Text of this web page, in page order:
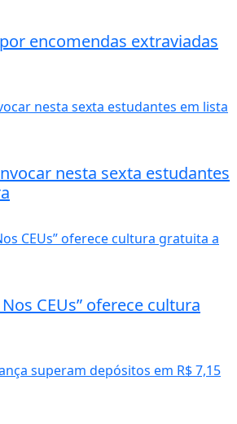
encomendas extraviadas
nesta sexta estudantes
CEUs” oferece cultura